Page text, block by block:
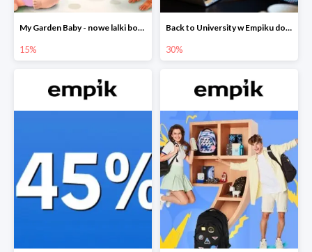
My Garden Baby - nowe lalki bobaski w Empiku do -15%
15%
Back to University w Empiku do -30%
30%